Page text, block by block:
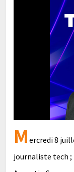
Mercredi 8
journaliste tech ;